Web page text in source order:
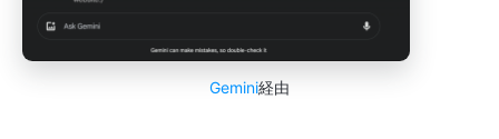
Gemini経由